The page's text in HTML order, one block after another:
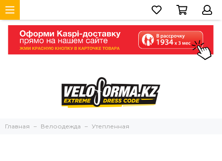
Главная Велоодежда Утепленная